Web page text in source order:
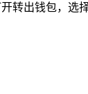
转出钱包，选